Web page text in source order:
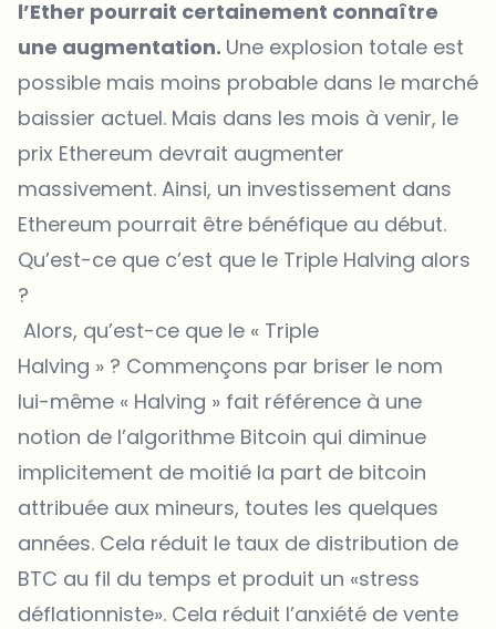
l’Ether pourrait certainement connaître
une augmentation. Une explosion totale est
possible mais moins probable dans le marché
baissier actuel. Mais dans les mois à venir, le
prix Ethereum devrait augmenter
massivement. Ainsi, un investissement dans
Ethereum pourrait être bénéfique au début.
Qu’est-ce que c’est que le Triple Halving alors
?
Alors, qu’est-ce que le « Triple
Halving » ? Commençons par briser le nom
lui-même « Halving » fait référence à une
notion de l’algorithme Bitcoin qui diminue
implicitement de moitié la part de bitcoin
attribuée aux mineurs, toutes les quelques
années. Cela réduit le taux de distribution de
BTC au fil du temps et produit un «stress
déflationniste». Cela réduit l’anxiété de vente